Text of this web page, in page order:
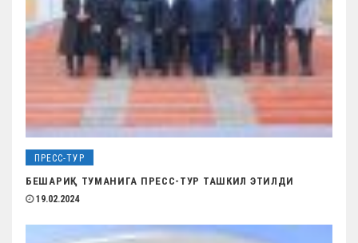
ПРЕСС-ТУР
БЕШАРИҚ ТУМАНИГА ПРЕСС-ТУР ТАШКИЛ ЭТИЛДИ
19.02.2024